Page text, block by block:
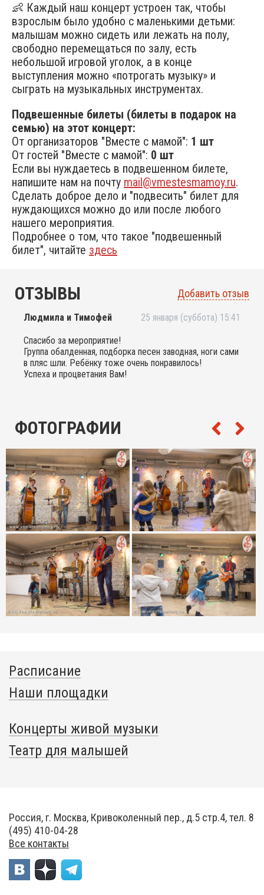
👶 Каждый наш концерт устроен так, чтобы
взрослым было удобно с маленькими детьми:
малышам можно сидеть или лежать на полу,
свободно перемещаться по залу, есть
небольшой игровой уголок, а в конце
выступления можно «потрогать музыку» и
сыграть на музыкальных инструментах.
Подвешенные билеты (билеты в подарок на
семью) на этот концерт:
От организаторов "Вместе с мамой": 1 шт
От гостей "Вместе с мамой": 0 шт
Если вы нуждаетесь в подвешенном билете,
напишите нам на почту mail@vmestesmamoy.ru.
Сделать доброе дело и "подвесить" билет для
нуждающихся можно до или после любого
нашего мероприятия.
Подробнее о том, что такое "подвешенный
билет", читайте здесь
ОТЗЫВЫ Добавить отзыв
Людмила и Тимофей 25 января (суббота) 15:41
Спасибо за мероприятие!
Группа обалденная, подборка песен заводная, ноги сами
в пляс шли. Ребёнку тоже очень понравилось!
Успеха и процветания Вам!
ФОТОГРАФИИ
Расписание
Наши площадки
Концерты живой музыки
Театр для малышей
Россия, г. Москва, Кривоколенный пер., д.5 стр.4, тел. 8
(495) 410-04-28
Все контакты